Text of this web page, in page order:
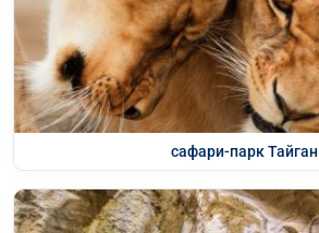
сафари-парк Тайган